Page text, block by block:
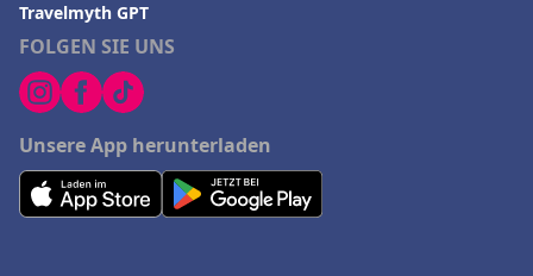
FOLGEN SIE UNS
Unsere App herunterladen
Travelmyth GPT